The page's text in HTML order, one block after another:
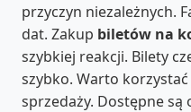
przyczyn niezależnych.
dat. Zakup biletów na
szybkiej reakcji. Bilety
szybko. Warto
sprzedaży. Dostępne są